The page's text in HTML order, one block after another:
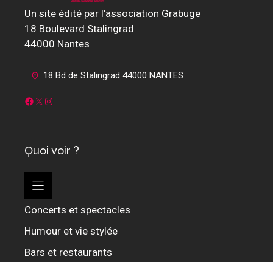
Un site édité par l'association Grabuge
18 Boulevard Stalingrad
44000 Nantes
18 Bd de Stalingrad 44000 NANTES
Facebook
X Instagram
Quoi voir ?
Concerts et spectacles
Humour et vie stylée
Bars et restaurants